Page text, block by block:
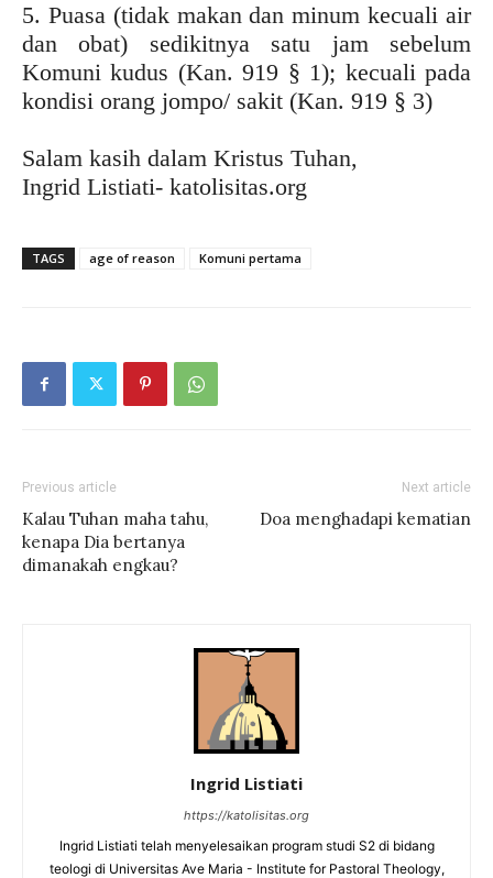
5. Puasa (tidak makan dan minum kecuali air
dan obat) sedikitnya satu jam sebelum
Komuni kudus (Kan. 919 § 1); kecuali pada
kondisi orang jompo/ sakit (Kan. 919 § 3)
Salam kasih dalam Kristus Tuhan,
Ingrid Listiati- katolisitas.org
TAGS age of reason Komuni pertama
Previous article
Kalau Tuhan maha tahu,
kenapa Dia bertanya
dimanakah engkau?
Next article
Doa menghadapi kematian
Ingrid Listiati
https://katolisitas.org
Ingrid Listiati telah menyelesaikan program studi S2 di bidang
teologi di Universitas Ave Maria - Institute for Pastoral Theology,